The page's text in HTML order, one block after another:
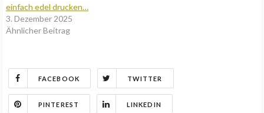
einfach edel drucken…
3. Dezember 2025
Ähnlicher Beitrag
FACEBOOK TWITTER
PINTEREST LINKEDIN